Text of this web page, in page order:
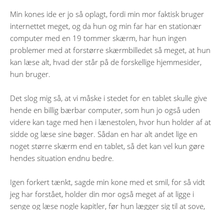
Min kones ide er jo så oplagt, fordi min mor faktisk bruger
internettet meget, og da hun og min far har en stationær
computer med en 19 tommer skærm, har hun ingen
problemer med at forstørre skærmbilledet så meget, at hun
kan læse alt, hvad der står på de forskellige hjemmesider,
hun bruger.
Det slog mig så, at vi måske i stedet for en tablet skulle give
hende en billig bærbar computer, som hun jo også uden
videre kan tage med hen i lænestolen, hvor hun holder af at
sidde og læse sine bøger. Sådan en har alt andet lige en
noget større skærm end en tablet, så det kan vel kun gøre
hendes situation endnu bedre.
Igen forkert tænkt, sagde min kone med et smil, for så vidt
jeg har forstået, holder din mor også meget af at ligge i
senge og læse nogle kapitler, før hun lægger sig til at sove,